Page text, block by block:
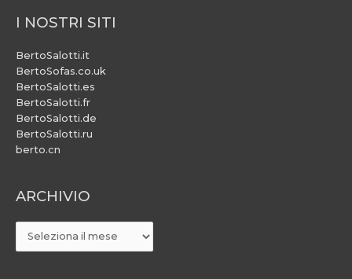
I NOSTRI SITI
BertoSalotti.it
BertoSofas.co.uk
BertoSalotti.es
BertoSalotti.fr
BertoSalotti.de
BertoSalotti.ru
berto.cn
ARCHIVIO
ARCHIVIO